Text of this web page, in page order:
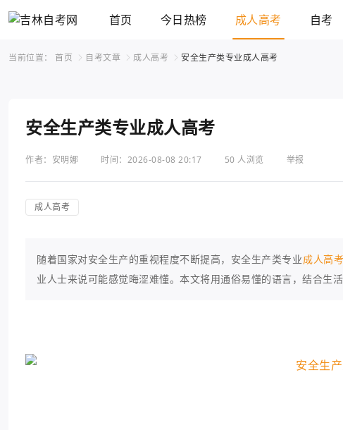
首页 今日热榜 成人高考 自考
当前位置： 首页 自考文章 成人高考 安全生产类专业成人高考
安全生产类专业成人高考
作者：安明娜 时间：2026-08-08 20:17 50 人浏览 举报
成人高考
随着国家对安全生产的重视程度不断提高，安全生产类专业成人高考
业人士来说可能感觉晦涩难懂。本文将用通俗易懂的语言，结合生